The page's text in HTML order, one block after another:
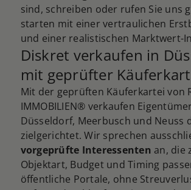
sind, schreiben oder rufen Sie uns
starten mit einer vertraulichen
und einer realistischen Marktwert-
Diskret verkaufen in
mit geprüfter
Mit der geprüften Käuferkartei von
IMMOBILIEN® verkaufen
Düsseldorf, Meerbusch und Neuss
zielgerichtet. Wir sprechen
vorgeprüfte Interessenten an, die
Objektart, Budget und Timing
öffentliche Portale, ohne